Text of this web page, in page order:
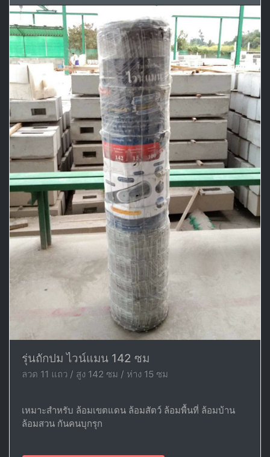
รุ่นถักปม ไวน์แมน 142 ซม
ลวด 11 แถว / สูง 142 ซม / ห่าง 15 ซม
เหมาะสำหรับ ล้อมเขตแดน ล้อมสัตว์ ล้อมพื้นที่ ล้อมบ้าน
ล้อมสวน กันคนบุกรุก